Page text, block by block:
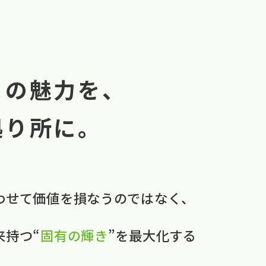
魅力を、
所に。
て​価値を​損なうのではなく、
持つ“固有の​輝き”を​最大化する​